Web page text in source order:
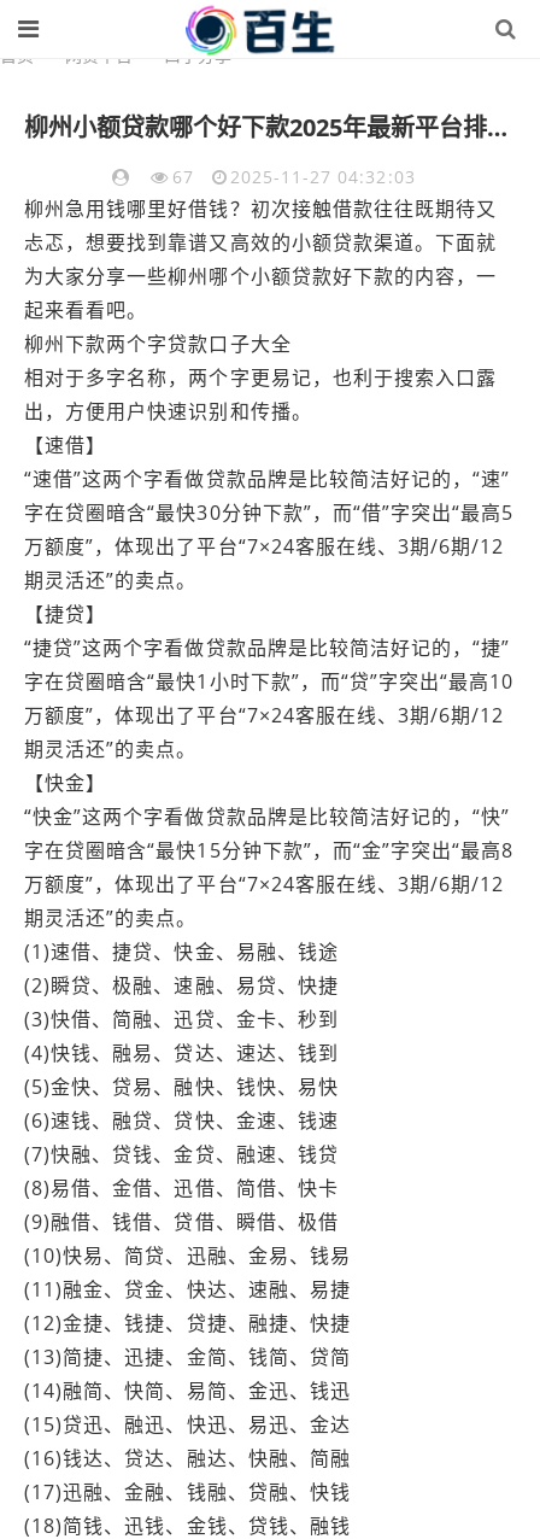
首页 网贷平台 口子分享
柳州小额贷款哪个好下款2025年最新平台排行榜及申请攻略
67 2025-11-27 04:32:03
柳州急用钱哪里好借钱？初次接触借款往往既期待又
忐忑，想要找到靠谱又高效的小额贷款渠道。下面就
为大家分享一些柳州哪个小额贷款好下款的内容，一
起来看看吧。
柳州下款两个字贷款口子大全
相对于多字名称，两个字更易记，也利于搜索入口露
出，方便用户快速识别和传播。
【速借】
“速借”这两个字看做贷款品牌是比较简洁好记的，“速”
字在贷圈暗含“最快30分钟下款”，而“借”字突出“最高5
万额度”，体现出了平台“7×24客服在线、3期/6期/12
期灵活还”的卖点。
【捷贷】
“捷贷”这两个字看做贷款品牌是比较简洁好记的，“捷”
字在贷圈暗含“最快1小时下款”，而“贷”字突出“最高10
万额度”，体现出了平台“7×24客服在线、3期/6期/12
期灵活还”的卖点。
【快金】
“快金”这两个字看做贷款品牌是比较简洁好记的，“快”
字在贷圈暗含“最快15分钟下款”，而“金”字突出“最高8
万额度”，体现出了平台“7×24客服在线、3期/6期/12
期灵活还”的卖点。
(1)速借、捷贷、快金、易融、钱途
(2)瞬贷、极融、速融、易贷、快捷
(3)快借、简融、迅贷、金卡、秒到
(4)快钱、融易、贷达、速达、钱到
(5)金快、贷易、融快、钱快、易快
(6)速钱、融贷、贷快、金速、钱速
(7)快融、贷钱、金贷、融速、钱贷
(8)易借、金借、迅借、简借、快卡
(9)融借、钱借、贷借、瞬借、极借
(10)快易、简贷、迅融、金易、钱易
(11)融金、贷金、快达、速融、易捷
(12)金捷、钱捷、贷捷、融捷、快捷
(13)简捷、迅捷、金简、钱简、贷简
(14)融简、快简、易简、金迅、钱迅
(15)贷迅、融迅、快迅、易迅、金达
(16)钱达、贷达、融达、快融、简融
(17)迅融、金融、钱融、贷融、快钱
(18)简钱、迅钱、金钱、贷钱、融钱